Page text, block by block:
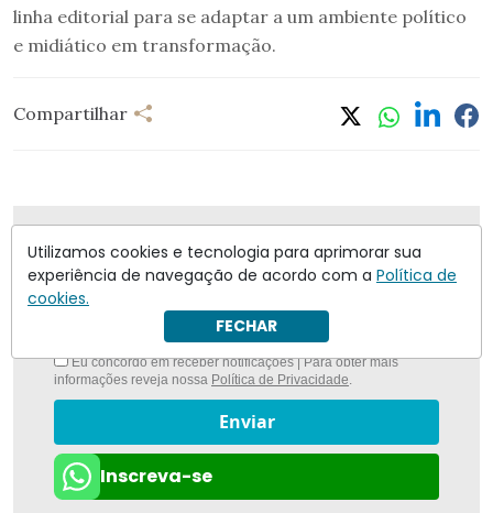
linha editorial para se adaptar a um ambiente político
e midiático em transformação.
Compartilhar
Nunca foi tão fácil ficar bem informado com
Antagonista
Eu concordo em receber notificações | Para obter mais
informações reveja nossa Política de Privacidade.
Enviar
Inscreva-se
Utilizamos cookies e tecnologia para aprimorar sua
experiência de navegação de acordo com a Política de
cookies.
FECHAR